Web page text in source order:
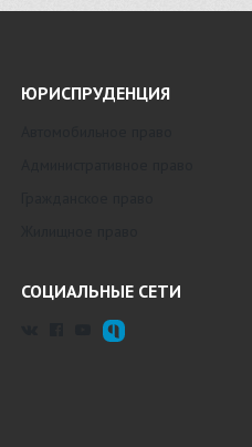
ЮРИСПРУДЕНЦИЯ
СОЦИАЛЬНЫЕ СЕТИ